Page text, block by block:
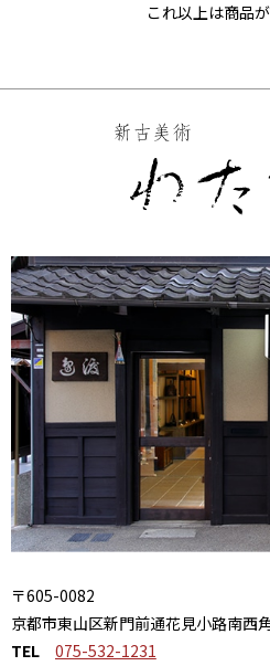
これ以上は商品
〒605-0082
京都市東山区新門前通花見小路南西
TEL
075-532-1231